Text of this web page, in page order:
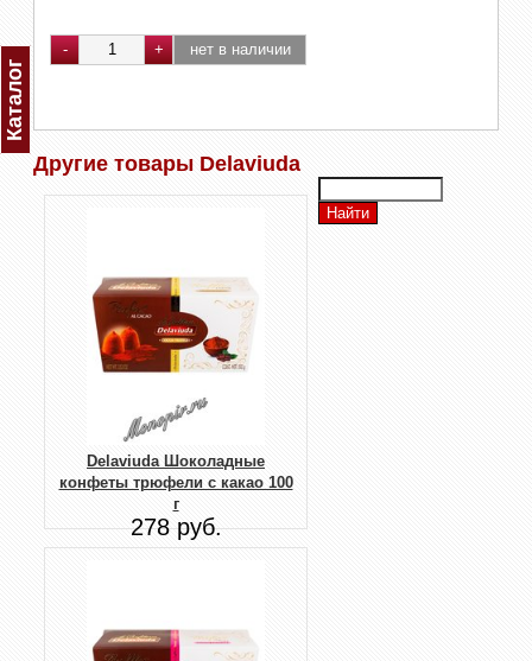
Каталог
Другие товары Delaviuda
Delaviuda Шоколадные
конфеты трюфели с какао 100
г
278 руб.